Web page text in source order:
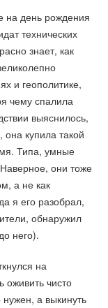
на день рождения
технических
знает, как
и геополитике,
чему спалила
выяснилось,
купила такой
Типа, умные
они тоже
а не как
я его разобрал,
обнаружил
него).
на
чисто
а выкинуть